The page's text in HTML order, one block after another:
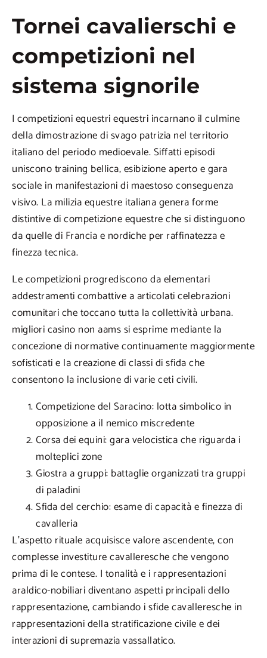
Tornei cavalierschi e
competizioni nel
sistema signorile
I competizioni equestri equestri incarnano il culmine
della dimostrazione di svago patrizia nel territorio
italiano del periodo medioevale. Siffatti episodi
uniscono training bellica, esibizione aperto e gara
sociale in manifestazioni di maestoso conseguenza
visivo. La milizia equestre italiana genera forme
distintive di competizione equestre che si distinguono
da quelle di Francia e nordiche per raffinatezza e
finezza tecnica.
Le competizioni progrediscono da elementari
addestramenti combattive a articolati celebrazioni
comunitari che toccano tutta la collettività urbana.
migliori casino non aams si esprime mediante la
concezione di normative continuamente maggiormente
sofisticati e la creazione di classi di sfida che
consentono la inclusione di varie ceti civili.
Competizione del Saracino: lotta simbolico in
opposizione a il nemico miscredente
Corsa dei equini: gara velocistica che riguarda i
molteplici zone
Giostra a gruppi: battaglie organizzati tra gruppi
di paladini
Sfida del cerchio: esame di capacità e finezza di
cavalleria
L’aspetto rituale acquisisce valore ascendente, con
complesse investiture cavalleresche che vengono
prima di le contese. I tonalità e i rappresentazioni
araldico-nobiliari diventano aspetti principali dello
rappresentazione, cambiando i sfide cavalleresche in
rappresentazioni della stratificazione civile e dei
interazioni di supremazia vassallatico.